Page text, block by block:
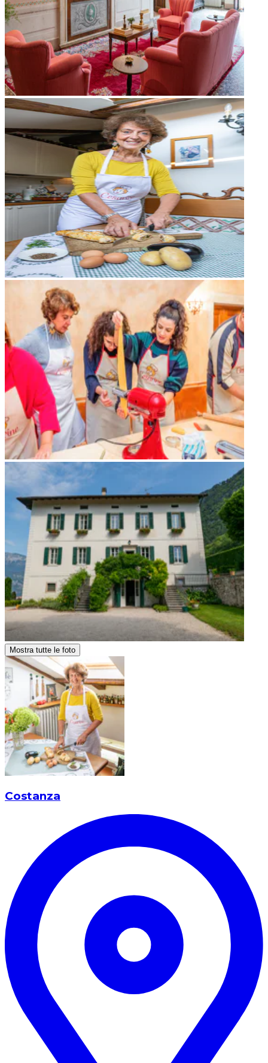
Mostra tutte le foto
Costanza